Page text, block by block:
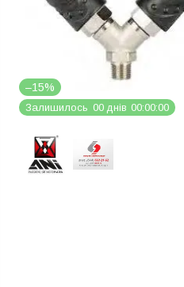
–15%
Залишилось 00 днів 00 00 00